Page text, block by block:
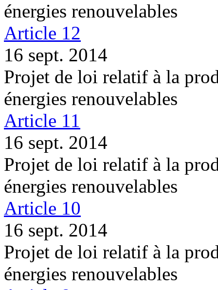
énergies renouvelables
Article 12
16 sept. 2014
Projet de loi relatif à la
énergies renouvelables
Article 11
16 sept. 2014
Projet de loi relatif à la
énergies renouvelables
Article 10
16 sept. 2014
Projet de loi relatif à la
énergies renouvelables